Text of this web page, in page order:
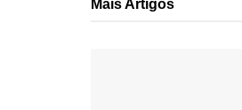
MaisArtigos